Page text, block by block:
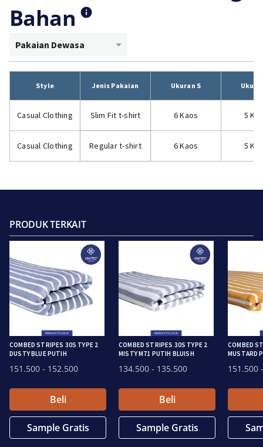
Bahan
Pakaian Dewasa
Style Jenis Pakaian Ukuran S
Casual Clothing Slim Fit t-shirt 6 Kaos 5
Casual Clothing Regular t-shirt 6 Kaos 5
PRODUK TERKAIT
COMBED STRIPES 30S TYPE 2
DUSTY BLUE PUTIH
151.500 - 152.500
Beli
Sample Gratis
COMBED STRIPES 30S TYPE 2
MISTY M71 PUTIH BLUISH
134.500 - 135.500
Beli
Sample Gratis
COMBED
MUSTARD
151.500